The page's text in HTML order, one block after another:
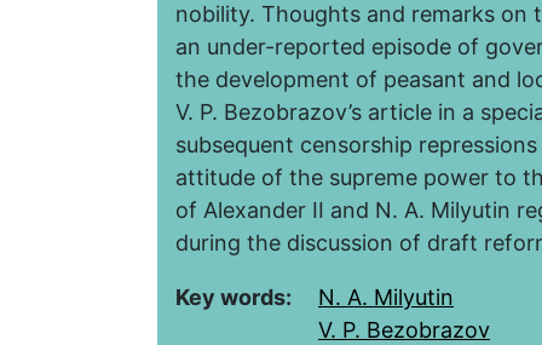
nobility. Thoughts and remarks on
an under-reported episode of
the development of peasant and
V. P. Bezobrazov’s article in a
subsequent censorship
attitude of the supreme power to
of Alexander II and N. A. Milyutin
during the discussion of draft
Key words:
N. A. Milyutin
V. P. Bezobrazov